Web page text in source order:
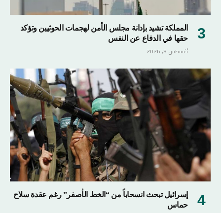
المملكة تشيد بإدانة مجلس الأمن لهجمات الحوثيين وتؤكد
حقها في الدفاع عن النفس
أغسطس 8, 2026
إسرائيل تبحث انسحاباً من “الخط الأصفر” رغم عقدة سلاح
حماس